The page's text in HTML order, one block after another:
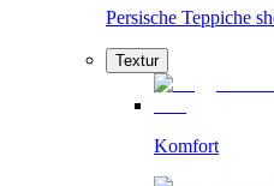
Persische Teppiche
Textur
Komfort